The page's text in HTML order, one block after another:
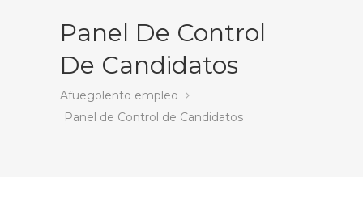
Panel De Control
De Candidatos
Afuegolento empleo
Panel de Control de Candidatos